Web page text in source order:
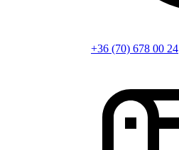
+36 (70) 678 00 24